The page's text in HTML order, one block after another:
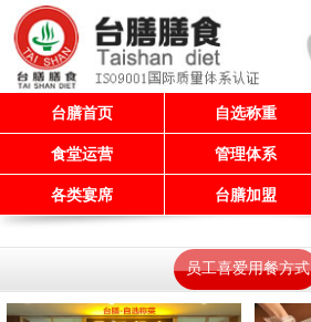
台膳首页 自选称重
食堂运营 管理体系
各类宴席 台膳加盟
员工喜爱用餐方式